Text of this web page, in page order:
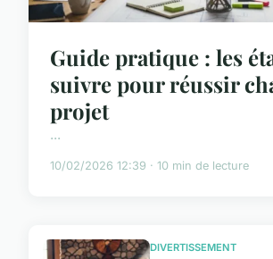
Guide pratique : les
suivre pour réussir
projet
...
10/02/2026 12:39 · 10 min de lecture
DIVERTISSEMENT